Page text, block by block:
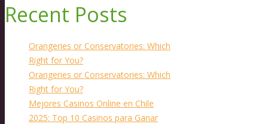
Recent Posts
Orangeries or Conservatories: Which
Right for You?
Orangeries or Conservatories: Which
Right for You?
Mejores Casinos Online en Chile
2025: Top 10 Casinos para Ganar